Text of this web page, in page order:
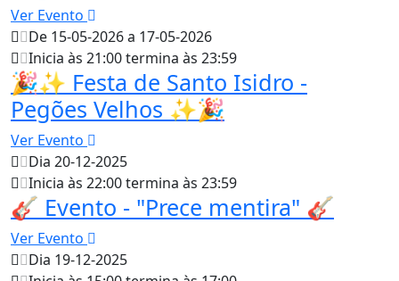
Ver Evento
De 15-05-2026 a 17-05-2026
Inicia às 21:00 termina às 23:59
🎉✨ Festa de Santo Isidro -
Pegões Velhos ✨🎉
Ver Evento
Dia 20-12-2025
Inicia às 22:00 termina às 23:59
🎸 Evento - "Prece mentira" 🎸
Ver Evento
Dia 19-12-2025